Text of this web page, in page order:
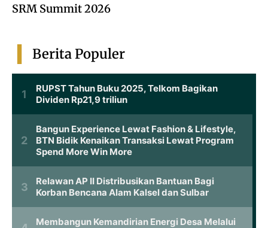
SRM Summit 2026
Berita Populer